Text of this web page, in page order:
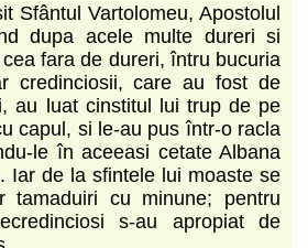
Sfântul Vartolomeu, Apostolul
dupa acele multe dureri si
fara de dureri, întru bucuria
credinciosii, care au fost de
au luat cinstitul lui trup de pe
capul, si le-au pus într-o racla
le în aceeasi cetate Albana
Iar de la sfintele lui moaste se
tamaduiri cu minune; pentru
s-au apropiat de